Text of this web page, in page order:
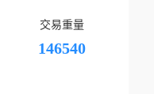
交易重量
146540